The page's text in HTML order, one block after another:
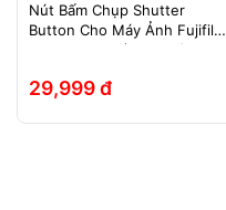
Nút Bấm Chụp Shutter
Button Cho Máy Ảnh Fujifilm
Leica Contax (Ren Xoáy)
29,999 đ